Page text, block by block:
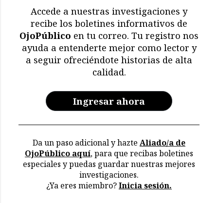
Accede a nuestras investigaciones y
recibe los boletines informativos de
OjoPúblico en tu correo. Tu registro nos
ayuda a entenderte mejor como lector y
a seguir ofreciéndote historias de alta
calidad.
Ingresar ahora
Da un paso adicional y hazte Aliado/a de
OjoPúblico aquí, para que recibas boletines
especiales y puedas guardar nuestras mejores
investigaciones.
¿Ya eres miembro?Inicia sesión.